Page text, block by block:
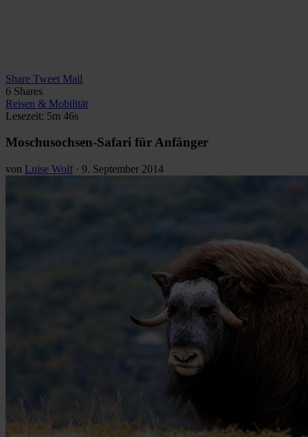
Share Tweet Mail
6 Shares
Reisen & Mobilität
Lesezeit: 5m 46s
Moschusochsen-Safari für Anfänger
von Luise Wolf · 9. September 2014